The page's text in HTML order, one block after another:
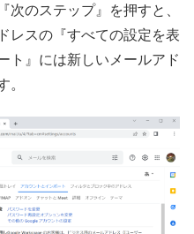
次のステップ』を押すと、
レスの『すべての設定を表
ト』には新しいメールアド
。